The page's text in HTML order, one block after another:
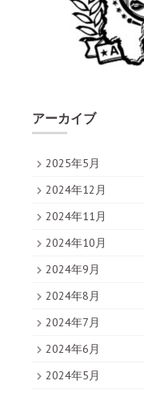
アーカイブ
2025年5月
2024年12月
2024年11月
2024年10月
2024年9月
2024年8月
2024年7月
2024年6月
2024年5月